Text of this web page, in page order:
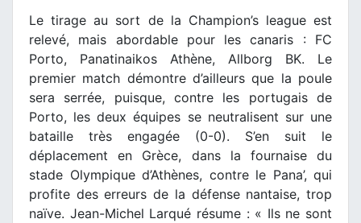
Le tirage au sort de la Champion’s league est
relevé, mais abordable pour les canaris : FC
Porto, Panatinaikos Athène, Allborg BK. Le
premier match démontre d’ailleurs que la poule
sera serrée, puisque, contre les portugais de
Porto, les deux équipes se neutralisent sur une
bataille très engagée (0-0). S’en suit le
déplacement en Grèce, dans la fournaise du
stade Olympique d’Athènes, contre le Pana’, qui
profite des erreurs de la défense nantaise, trop
naïve. Jean-Michel Larqué résume : « Ils ne sont